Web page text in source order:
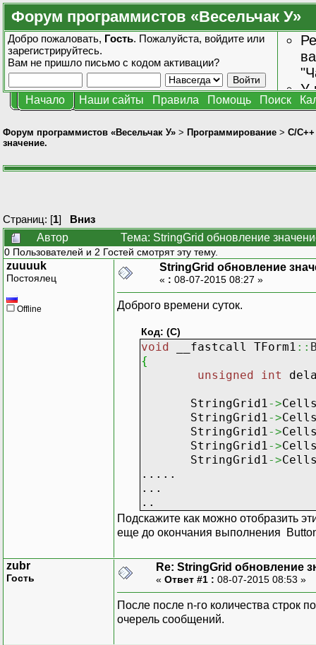
Форум программистов «Весельчак У»
Добро пожаловать, Гость. Пожалуйста, войдите или
зарегистрируйтесь.
Вам не пришло письмо с кодом активации?
У
Начало Наши сайты Правила Помощь Поиск
Форум программистов «Весельчак У» > Программирование > C/C++
значение.
Страниц: [1] Вниз
Автор
Тема: StringGrid обновление
0 Пользователей и 2 Гостей смотрят эту тему.
zuuuuk
Постоялец
Offline
StringGrid обновление
« : 08-07-2015 08:27 »
Доброго времени суток.
Код: (C)
void __fastcall TForm1 ::
{
unsigned
int
StringGrid1 ->
StringGrid1 ->
StringGrid1 ->
StringGrid1 ->
StringGrid1 ->
.....
...
..
Подскажите как можно отобразить
еще до окончания выполнения
zubr
Гость
Re: StringGrid обновление
« Ответ #1 : 08-07-2015 08:53 »
После после n-го количества строк
очерель сообщений.